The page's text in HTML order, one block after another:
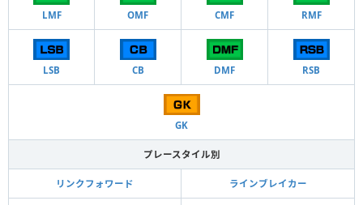
LMF OMF CMF RMF
LSB CB DMF RSB
GK
プレースタイル別
リンクフォワード ラインブレイカー